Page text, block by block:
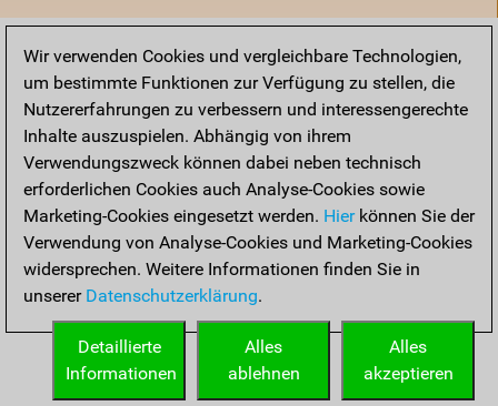
Startseite
Wir verwenden Cookies und vergleichbare Technologien,
um bestimmte Funktionen zur Verfügung zu stellen, die
Nutzererfahrungen zu verbessern und interessengerechte
Inhalte auszuspielen. Abhängig von ihrem
Verwendungszweck können dabei neben technisch
erforderlichen Cookies auch Analyse-Cookies sowie
Marketing-Cookies eingesetzt werden. Hierkönnen Sie der
Verwendung von Analyse-Cookies und Marketing-Cookies
widersprechen. Weitere Informationen finden Sie in
unserer Datenschutzerklärung.
Alles
akzeptieren
Alles
ablehnen
Detaillierte
Informationen